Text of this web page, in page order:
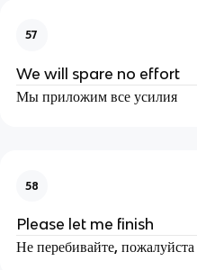
57
We will spare no effort
Мы приложим все усилия
58
Please let me finish
Не перебивайте, пожалуйста